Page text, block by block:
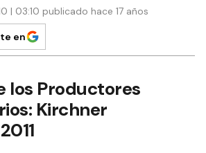
| 03:10 publicado hace 17 años
en
los Productores
Kirchner